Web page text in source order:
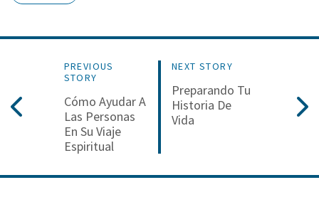
PREVIOUS
STORY
Cómo Ayudar A
Las Personas
En Su Viaje
Espiritual
NEXT STORY
Preparando Tu
Historia De
Vida